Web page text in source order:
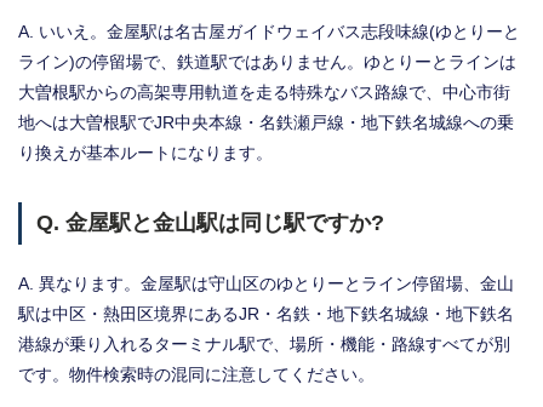
A. いいえ。金屋駅は名古屋ガイドウェイバス志段味線(ゆとりーと
ライン)の停留場で、鉄道駅ではありません。ゆとりーとラインは
大曽根駅からの高架専用軌道を走る特殊なバス路線で、中心市街
地へは大曽根駅でJR中央本線・名鉄瀬戸線・地下鉄名城線への乗
り換えが基本ルートになります。
Q. 金屋駅と金山駅は同じ駅ですか?
A. 異なります。金屋駅は守山区のゆとりーとライン停留場、金山
駅は中区・熱田区境界にあるJR・名鉄・地下鉄名城線・地下鉄名
港線が乗り入れるターミナル駅で、場所・機能・路線すべてが別
です。物件検索時の混同に注意してください。